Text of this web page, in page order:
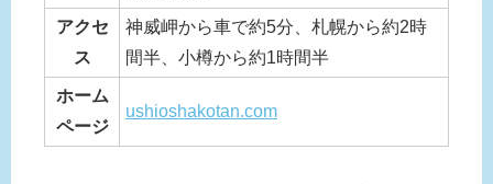
アクセ
ス
神威岬から車で約5分、札幌から約2時
間半、小樽から約1時間半
ホーム
ページ
ushioshakotan.com